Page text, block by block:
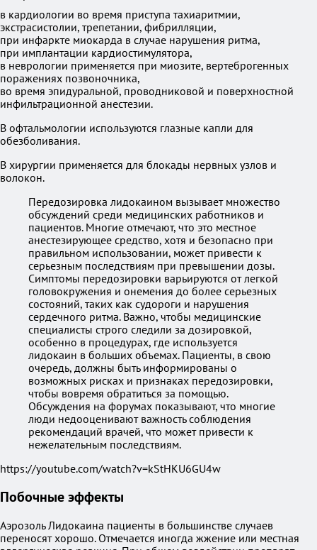
в кардиологии во время приступа тахиаритмии,
экстрасистолии, трепетании, фибрилляции,
при инфаркте миокарда в случае нарушения ритма,
при имплантации кардиостимулятора,
в неврологии применяется при миозите, вертеброгенных
поражениях позвоночника,
во время эпидуральной, проводниковой и поверхностной
инфильтрационной анестезии.
В офтальмологии используются глазные капли для
обезболивания.
В хирургии применяется для блокады нервных узлов и
волокон.
Передозировка лидокаином вызывает множество
обсуждений среди медицинских работников и
пациентов. Многие отмечают, что это местное
анестезирующее средство, хотя и безопасно при
правильном использовании, может привести к
серьезным последствиям при превышении дозы.
Симптомы передозировки варьируются от легкой
головокружения и онемения до более серьезных
состояний, таких как судороги и нарушения
сердечного ритма. Важно, чтобы медицинские
специалисты строго следили за дозировкой,
особенно в процедурах, где используется
лидокаин в больших объемах. Пациенты, в свою
очередь, должны быть информированы о
возможных рисках и признаках передозировки,
чтобы вовремя обратиться за помощью.
Обсуждения на форумах показывают, что многие
люди недооценивают важность соблюдения
рекомендаций врачей, что может привести к
нежелательным последствиям.
https://youtube.com/watch?v=kStHKU6GU4w
Побочные эффекты
Аэрозоль Лидокаина пациенты в большинстве случаев
переносят хорошо. Отмечается иногда жжение или местная